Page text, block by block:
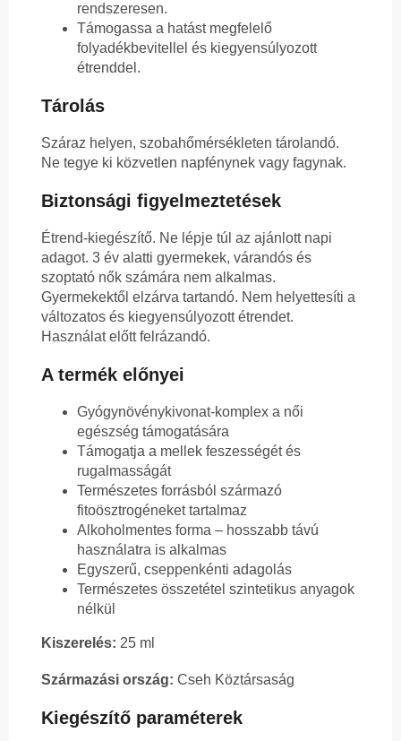
rendszeresen.
Támogassa a hatást megfelelő
folyadékbevitellel és kiegyensúlyozott
étrenddel.
Tárolás
Száraz helyen, szobahőmérsékleten tárolandó.
Ne tegye ki közvetlen napfénynek vagy fagynak.
Biztonsági figyelmeztetések
Étrend-kiegészítő. Ne lépje túl az ajánlott napi
adagot. 3 év alatti gyermekek, várandós és
szoptató nők számára nem alkalmas.
Gyermekektől elzárva tartandó. Nem helyettesíti a
változatos és kiegyensúlyozott étrendet.
Használat előtt felrázandó.
A termék előnyei
Gyógynövénykivonat-komplex a női
egészség támogatására
Támogatja a mellek feszességét és
rugalmasságát
Természetes forrásból származó
fitoösztrogéneket tartalmaz
Alkoholmentes forma – hosszabb távú
használatra is alkalmas
Egyszerű, cseppenkénti adagolás
Természetes összetétel szintetikus anyagok
nélkül
Kiszerelés: 25 ml
Származási ország: Cseh Köztársaság
Kiegészítő paraméterek